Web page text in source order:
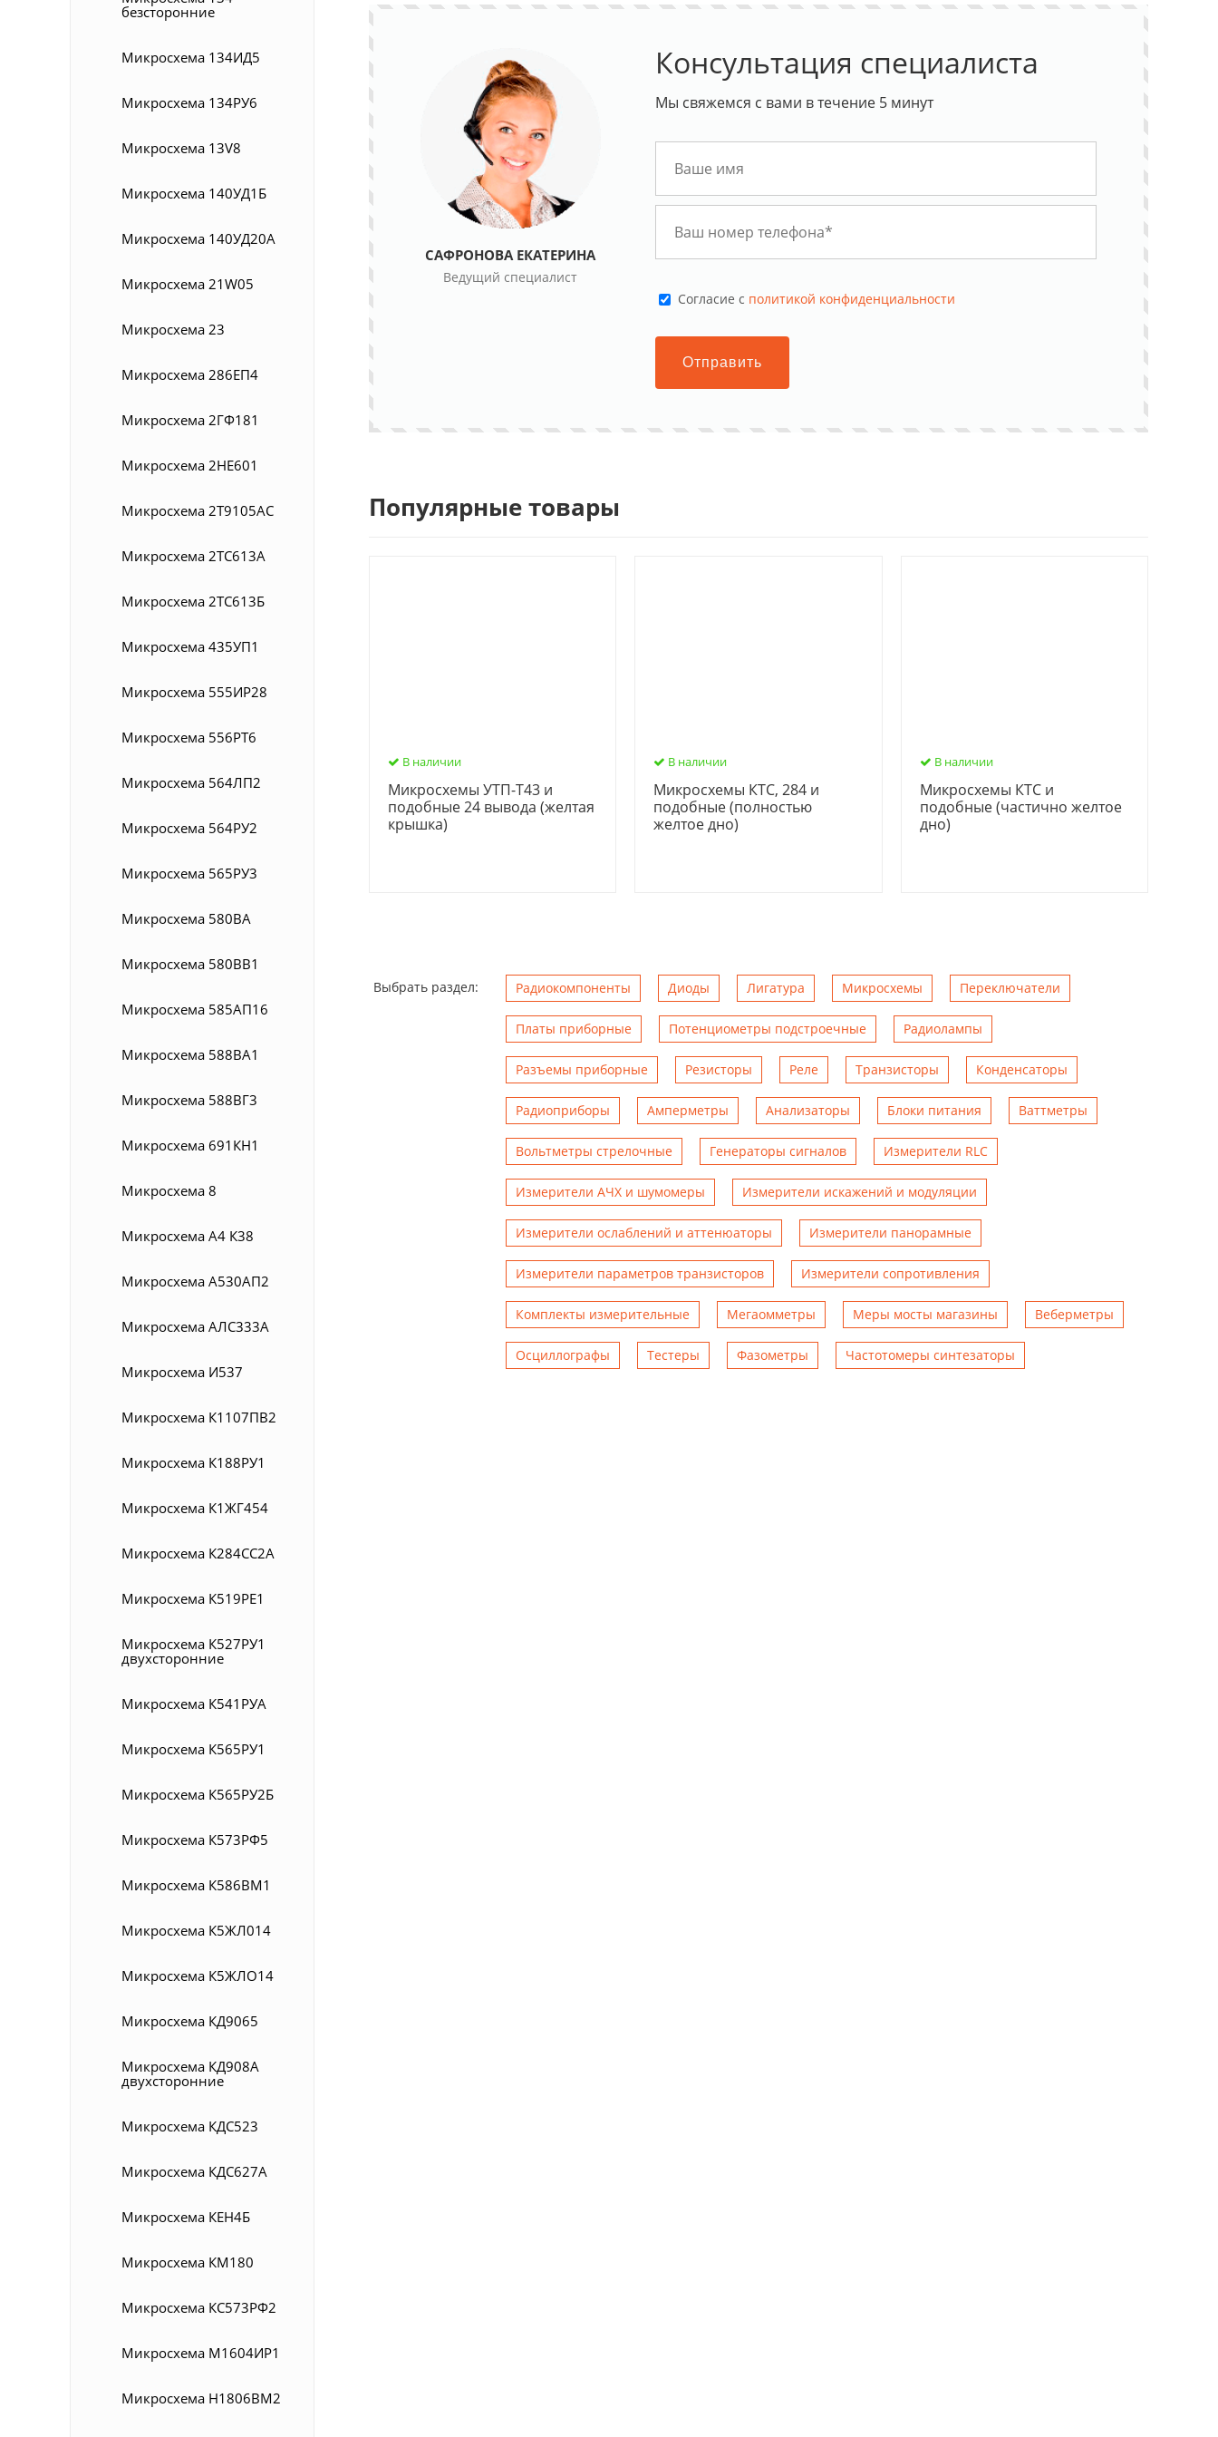
безсторонние
Микросхема 134ИД5
Микросхема 134РУ6
Микросхема 13V8
Микросхема 140УД1Б
Микросхема 140УД20А
Микросхема 21W05
Микросхема 23
Микросхема 286ЕП4
Микросхема 2ГФ181
Микросхема 2НЕ601
Микросхема 2Т9105АС
Микросхема 2ТС613А
Микросхема 2ТС613Б
Микросхема 435УП1
Микросхема 555ИР28
Микросхема 556РТ6
Микросхема 564ЛП2
Микросхема 564РУ2
Микросхема 565РУ3
Микросхема 580ВА
Микросхема 580ВВ1
Микросхема 585АП16
Микросхема 588ВА1
Микросхема 588ВГ3
Микросхема 691КН1
Микросхема 8
Микросхема А4 К38
Микросхема А530АП2
Микросхема АЛС333А
Микросхема И537
Микросхема К1107ПВ2
Микросхема К188РУ1
Микросхема К1ЖГ454
Микросхема К284СС2А
Микросхема К519РЕ1
Микросхема К527РУ1
двухсторонние
Микросхема К541РУA
Микросхема К565РУ1
Микросхема К565РУ2Б
Микросхема К573РФ5
Микросхема К586ВМ1
Микросхема К5ЖЛ014
Микросхема К5ЖЛО14
Микросхема КД9065
Микросхема КД908А
двухсторонние
Микросхема КДС523
Микросхема КДС627А
Микросхема КЕН4Б
Микросхема КМ180
Микросхема КС573РФ2
Микросхема М1604ИР1
Микросхема Н1806ВМ2
САФРОНОВА ЕКАТЕРИНА
Ведущий специалист
Консультация специалиста
Мы свяжемся с вами в течение 5 минут
Cогласие с политикой конфиденциальности
Отправить
Популярные товары
В наличии
Микросхемы УТП-Т43 и
подобные 24 вывода (желтая
крышка)
В наличии
Микросхемы КТС, 284 и
подобные (полностью
желтое дно)
В наличии
Микросхемы КТС и
подобные (частично желтое
дно)
Выбрать раздел: Радиокомпоненты Диоды Лигатура Микросхемы Переключатели
Платы приборные Потенциометры подстроечные Радиолампы
Разъемы приборные Резисторы Реле Транзисторы Конденсаторы
Радиоприборы Амперметры Анализаторы Блоки питания Ваттметры
Вольтметры стрелочные Генераторы сигналов Измерители RLC
Измерители АЧХ и шумомеры Измерители искажений и модуляции
Измерители ослаблений и аттенюаторы Измерители панорамные
Измерители параметров транзисторов Измерители сопротивления
Комплекты измерительные Мегаомметры Меры мосты магазины Веберметры
Осциллографы Тестеры Фазометры Чаcтотомеры синтезаторы